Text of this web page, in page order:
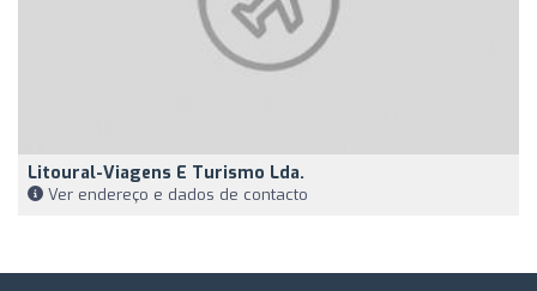
Litoural-Viagens E Turismo Lda.
Ver endereço e dados de contacto